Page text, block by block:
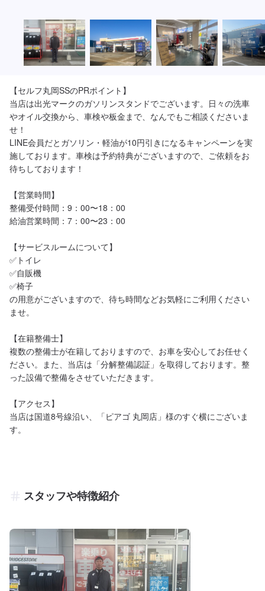
【セルフ丸岡SSのPRポイント】
当店は出光マークのガソリンスタンドでございます。日々の洗車
やオイル交換から、車検や板金まで、なんでもご相談くださいま
せ！
LINE会員だとガソリン・軽油が10円引きになるキャンペーンを実
施しております。車検は予約特典がございますので、ご依頼をお
待ちしております！
【営業時間】
整備受付時間：9：00〜18：00
給油営業時間：7：00〜23：00
【サービスルームについて】
✅トイレ
✅自販機
✅椅子
の用意がございますので、待ち時間などお気軽にご利用ください
ませ。
【在籍整備士】
複数の整備士が在籍しておりますので、お車を安心してお任せく
ださい。また、当店は「分解整備認証」を取得しております。整
った設備で整備をさせていただきます。
【アクセス】
当店は国道8号線沿い、「ピアゴ 丸岡店」様のすぐ横にございま
す。
スタッフや特徴紹介